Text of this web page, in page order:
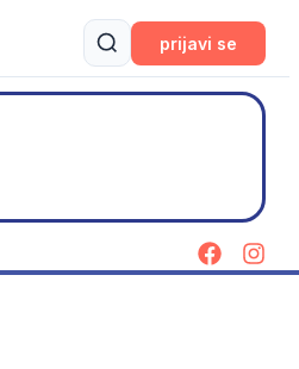
prijavi se